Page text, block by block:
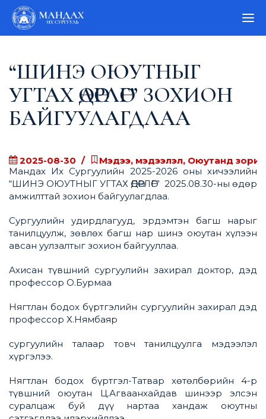
“ШИНЭ ОЮУТНЫГ
УГТАХ ӨДӨРЛӨГ” ЗОХИОН
БАЙГУУЛАГДЛАА
2025-08-30
Мэдээ, мэдээлэл, Оюутанд
Мандах Их Сургуулийн 2025-2026 оны хичээлийн
“ШИНЭ ОЮУТНЫГ УГТАХ ӨДӨРЛӨГ” 2025.08.30-ны өдөр
амжилттай зохион байгуулагдлаа.
Сургуулийн удирдлагууд, эрдэмтэн багш нарыг
танилцуулж, зөвлөх багш нар шинэ оюутан хүлээн
авсан уулзалтыг зохион байгууллаа.
Ахисан түвшний сургуулийн захирал доктор, дэд
профессор О.Бурмаа
Нягтлан бодох бүртгэлийн сургуулийн захирал дэд
профессор Х.Нямбаяр
сургуулийн талаар товч танилцуулга мэдээлэл
хүргэлээ.
Нягтлан бодох бүртгэл-Татвар хөтөлбөрийн 4-р
түвшний оюутан Ц.Агваанхайдав шинээр элсэн
суралцаж буй дүү нартаа хандаж оюутны